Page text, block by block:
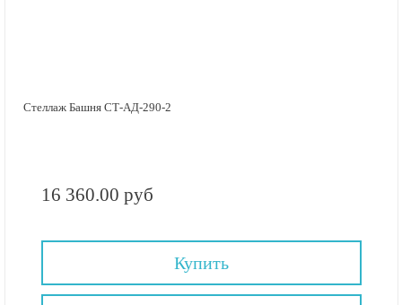
Стеллаж Башня СТ-АД-290-2
16 360.00 руб
Купить